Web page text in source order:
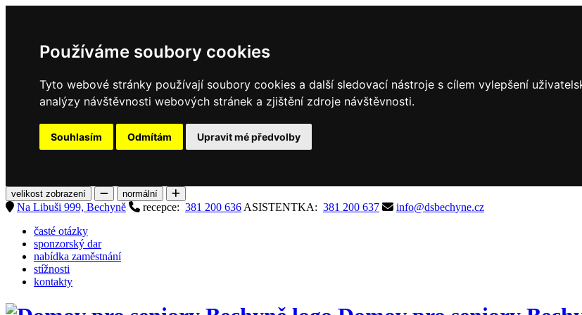
Používáme soubory cookies
Tyto webové stránky používají soubory cookies a další sledovací nástroje s cílem vylepšení
analýzy návštěvnosti webových stránek a zjištění zdroje návštěvnosti.
Souhlasím Odmítám Upravit mé předvolby
velikost zobrazení normální
Na Libuši 999, Bechyně recepce: 381 200 636 ASISTENTKA: 381 200 637
info@dsbechyne.cz
časté otázky
sponzorský dar
nabídka zaměstnání
stížnosti
kontakty